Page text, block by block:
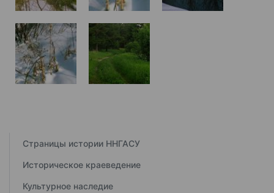
Страницы истории ННГАСУ
Историческое краеведение
Культурное наследие